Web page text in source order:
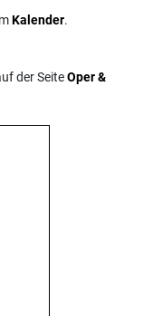
Kalender.
der SeiteOper &